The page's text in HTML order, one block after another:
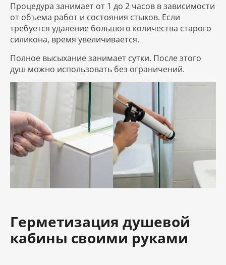
Процедура занимает от 1 до 2 часов в зависимости
от объема работ и состояния стыков. Если
требуется удаление большого количества старого
силикона, время увеличивается.
Полное высыхание занимает сутки. После этого
душ можно использовать без ограничений.
Герметизация душевой
кабины своими руками